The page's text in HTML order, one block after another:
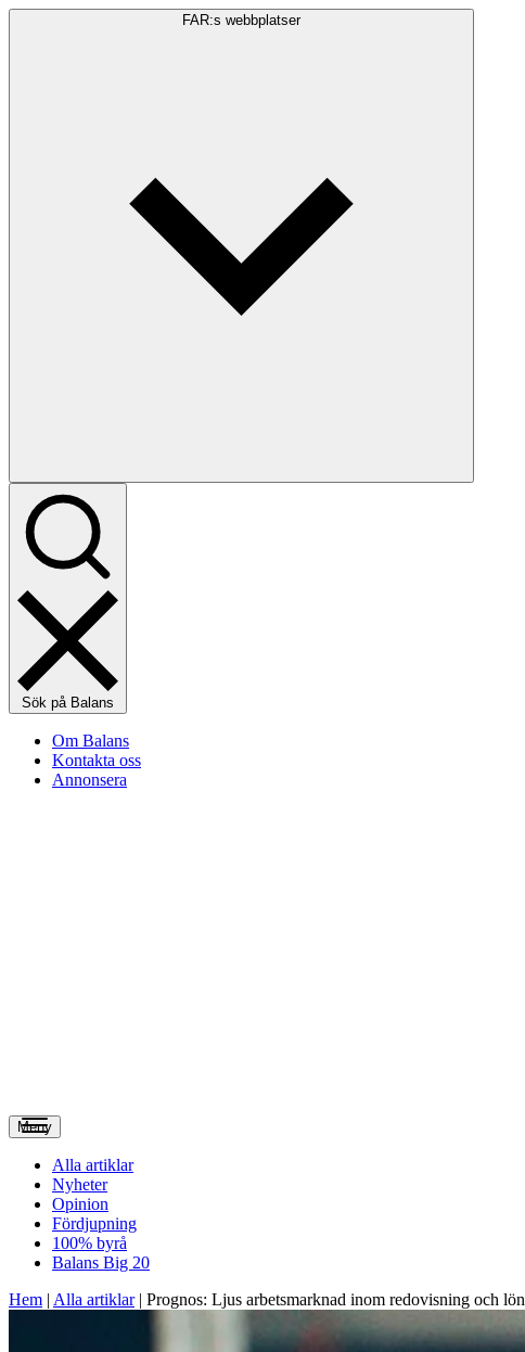
FAR:s webbplatser
Sök på Balans
Om Balans
Kontakta oss
Annonsera
Meny
Alla artiklar
Nyheter
Opinion
Fördjupning
100% byrå
Balans Big 20
Hem | Alla artiklar| Prognos: Ljus arbetsmarknad inom redovisning och lön